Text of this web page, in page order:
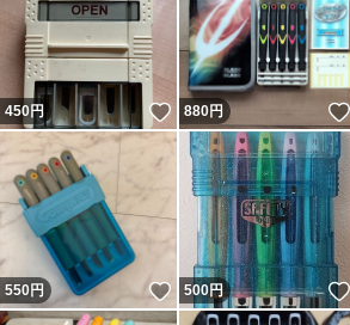
450円 いいね！
880円
550円 いいね！
500円